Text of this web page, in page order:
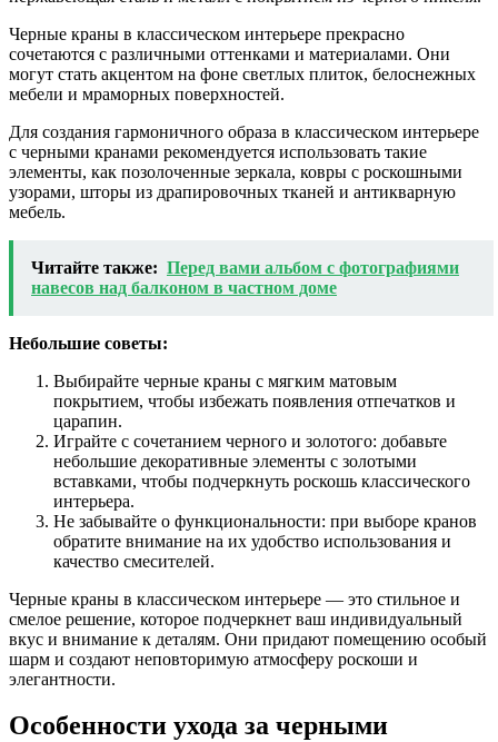
Черные краны в классическом интерьере прекрасно
сочетаются с различными оттенками и материалами. Они
могут стать акцентом на фоне светлых плиток, белоснежных
мебели и мраморных поверхностей.
Для создания гармоничного образа в классическом интерьере
с черными кранами рекомендуется использовать такие
элементы, как позолоченные зеркала, ковры с роскошными
узорами, шторы из драпировочных тканей и антикварную
мебель.
Читайте также: Перед вами альбом с фотографиями
навесов над балконом в частном доме
Небольшие советы:
Выбирайте черные краны с мягким матовым
покрытием, чтобы избежать появления отпечатков и
царапин.
Играйте с сочетанием черного и золотого: добавьте
небольшие декоративные элементы с золотыми
вставками, чтобы подчеркнуть роскошь классического
интерьера.
Не забывайте о функциональности: при выборе кранов
обратите внимание на их удобство использования и
качество смесителей.
Черные краны в классическом интерьере — это стильное и
смелое решение, которое подчеркнет ваш индивидуальный
вкус и внимание к деталям. Они придают помещению особый
шарм и создают неповторимую атмосферу роскоши и
элегантности.
Особенности ухода за черными